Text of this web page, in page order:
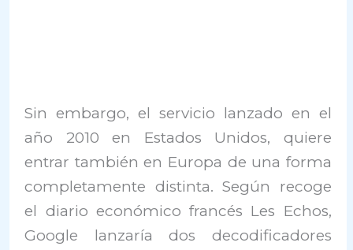
Sin embargo, el servicio lanzado en el
año 2010 en Estados Unidos, quiere
entrar también en Europa de una forma
completamente distinta. Según recoge
el diario económico francés Les Echos,
Google lanzaría dos decodificadores